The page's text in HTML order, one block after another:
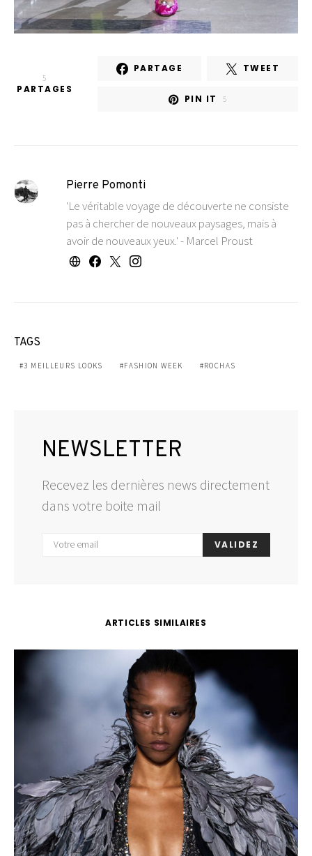
5
PARTAGES
PARTAGE TWEET
PIN IT 5
Pierre Pomonti
'Le véritable voyage de découverte ne consiste
pas à chercher de nouveaux paysages, mais à
avoir de nouveaux yeux.' - Marcel Proust
TAGS
3 MEILLEURS LOOKS FASHION WEEK ROCHAS
NEWSLETTER
Recevez les dernières news directement
dans votre boite mail
VALIDEZ
ARTICLES SIMILAIRES